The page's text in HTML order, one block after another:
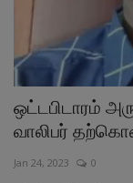
ஒட்டபிடாரம்
வாலிபர்
Jan 24, 2023 0